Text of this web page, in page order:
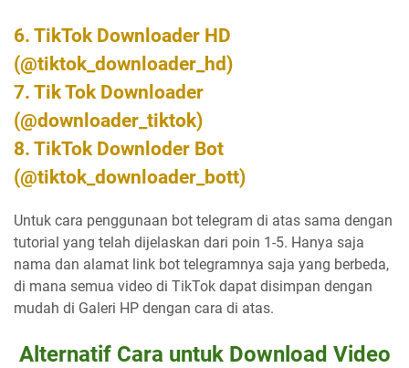
6. TikTok Downloader HD
(@tiktok_downloader_hd)
7. Tik Tok Downloader
(@downloader_tiktok)
8. TikTok Downloder Bot
(@tiktok_downloader_bott)
Untuk cara penggunaan bot telegram di atas sama dengan
tutorial yang telah dijelaskan dari poin 1-5. Hanya saja
nama dan alamat link bot telegramnya saja yang berbeda,
di mana semua video di TikTok dapat disimpan dengan
mudah di Galeri HP dengan cara di atas.
Alternatif Cara untuk Download Video